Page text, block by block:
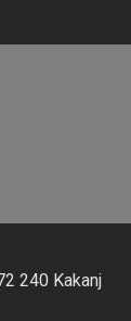
240 Kakanj